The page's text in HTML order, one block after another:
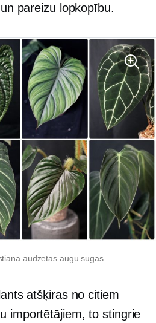
pareizu lopkopību.
audzētās augu sugas
atšķiras no citiem
importētājiem, to stingrie